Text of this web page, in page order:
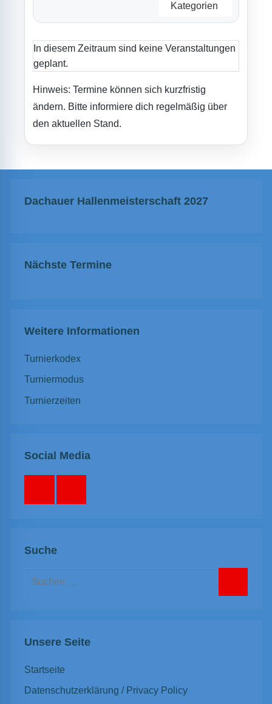
Kategorien
In diesem Zeitraum sind keine Veranstaltungen
geplant.
Hinweis: Termine können sich kurzfristig
ändern. Bitte informiere dich regelmäßig über
den aktuellen Stand.
Dachauer Hallenmeisterschaft 2027
Nächste Termine
Weitere Informationen
Turnierkodex
Turniermodus
Turnierzeiten
Social Media
Suche
Suchen
Unsere Seite
Startseite
Datenschutzerklärung / Privacy Policy